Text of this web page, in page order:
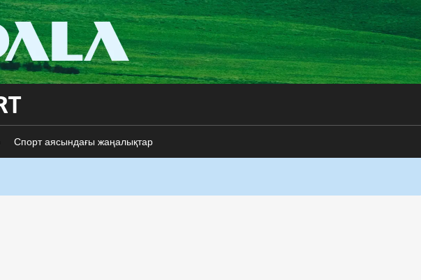
Спорт аясындағы жаңалықтар